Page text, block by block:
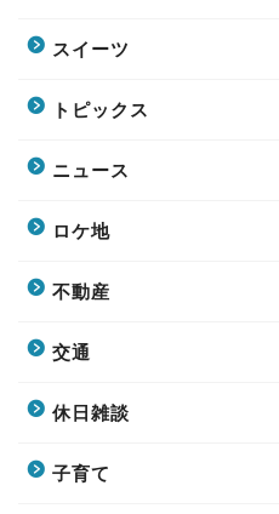
スイーツ
トピックス
ニュース
ロケ地
不動産
交通
休日雑談
子育て